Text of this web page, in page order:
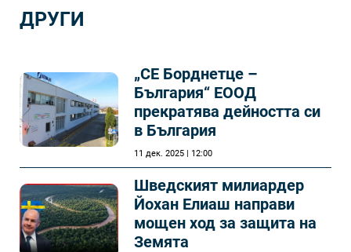
ДРУГИ
„СЕ Борднетце –
България“ ЕООД
прекратява дейността си
в България
11 дек. 2025 | 12:00
Шведският милиардер
Йохан Елиаш направи
мощен ход за защита на
Земята